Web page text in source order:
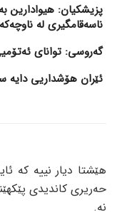
پزیشکیان: هیوادارین
ناسەقامگیری لە ناوچەکە
گەروسی: توانای
ئێران هۆشداریی دایە
هێشتا دیار نییە کە
حەریری کاندیدی
نە.